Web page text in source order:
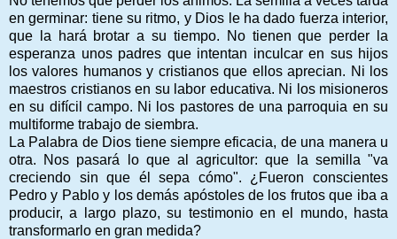
en germinar: tiene su ritmo, y Dios le ha dado fuerza interior,
que la hará brotar a su tiempo. No tienen que perder la
esperanza unos padres que intentan inculcar en sus hijos
los valores humanos y cristianos que ellos aprecian. Ni los
maestros cristianos en su labor educativa. Ni los misioneros
en su difícil campo. Ni los pastores de una parroquia en su
multiforme trabajo de siembra.
La Palabra de Dios tiene siempre eficacia, de una manera u
otra. Nos pasará lo que al agricultor: que la semilla "va
creciendo sin que él sepa cómo". ¿Fueron conscientes
Pedro y Pablo y los demás apóstoles de los frutos que iba a
producir, a largo plazo, su testimonio en el mundo, hasta
transformarlo en gran medida?